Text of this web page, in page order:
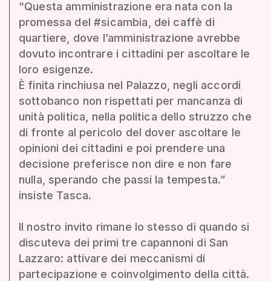
“Questa amministrazione era nata con la
promessa del #sicambia, dei caffè di
quartiere, dove l’amministrazione avrebbe
dovuto incontrare i cittadini per ascoltare le
loro esigenze.
È finita rinchiusa nel Palazzo, negli accordi
sottobanco non rispettati per mancanza di
unità politica, nella politica dello struzzo che
di fronte al pericolo del dover ascoltare le
opinioni dei cittadini e poi prendere una
decisione preferisce non dire e non fare
nulla, sperando che passi la tempesta.”
insiste Tasca.
Il nostro invito rimane lo stesso di quando si
discuteva dei primi tre capannoni di San
Lazzaro: attivare dei meccanismi di
partecipazione e coinvolgimento della città.